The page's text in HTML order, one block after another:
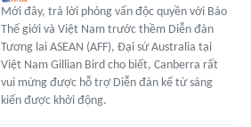
Mới đây, trả lời phỏng vấn độc quyền với Báo
Thế giới và Việt Nam trước thềm Diễn đàn
Tương lai ASEAN (AFF), Đại sứ Australia tại
Việt Nam Gillian Bird cho biết, Canberra rất
vui mừng được hỗ trợ Diễn đàn kể từ sáng
kiến được khởi động.